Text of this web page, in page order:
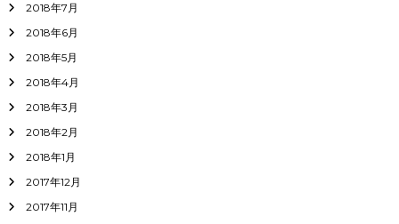
2018年7月
2018年6月
2018年5月
2018年4月
2018年3月
2018年2月
2018年1月
2017年12月
2017年11月